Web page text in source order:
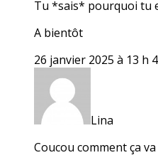
Tu *sais* pourquoi tu
A bientôt
26 janvier 2025 à 13 h
Lina
Coucou comment ça va